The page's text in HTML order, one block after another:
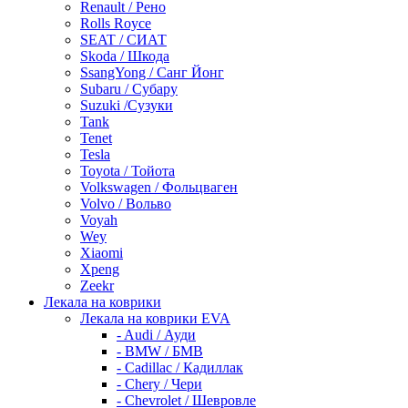
Renault / Рено
Rolls Royce
SEAT / СИАТ
Skoda / Шкода
SsangYong / Санг Йонг
Subaru / Субару
Suzuki /Сузуки
Tank
Tenet
Tesla
Toyota / Тойота
Volkswagen / Фольцваген
Volvo / Вольво
Voyah
Wey
Xiaomi
Xpeng
Zeekr
Лекала на коврики
Лекала на коврики EVA
- Audi / Ауди
- BMW / БМВ
- Cadillac / Кадиллак
- Chery / Чери
- Chevrolet / Шевровле